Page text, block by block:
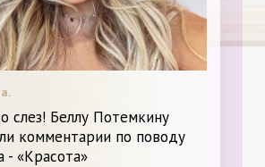
слез! Беллу Потемкину
комментарии по поводу
- «Красота»